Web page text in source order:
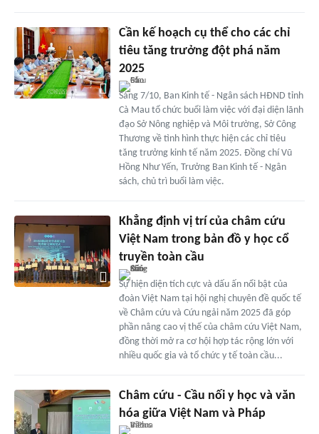
Cần kế hoạch cụ thể cho các chỉ
tiêu tăng trưởng đột phá năm
2025
Sáng 7/10, Ban Kinh tế - Ngân sách HĐND tỉnh
Cà Mau tổ chức buổi làm việc với đại diện lãnh
đạo Sở Nông nghiệp và Môi trường, Sở Công
Thương về tình hình thực hiện các chỉ tiêu
tăng trưởng kinh tế năm 2025. Đồng chí Vũ
Hồng Như Yến, Trưởng Ban Kinh tế - Ngân
sách, chủ trì buổi làm việc.
Khẳng định vị trí của châm cứu
Việt Nam trong bản đồ y học cổ
truyền toàn cầu
Sự hiện diện tích cực và dấu ấn nổi bật của
đoàn Việt Nam tại hội nghị chuyên đề quốc tế
về Châm cứu và Cứu ngải năm 2025 đã góp
phần nâng cao vị thế của châm cứu Việt Nam,
đồng thời mở ra cơ hội hợp tác rộng lớn với
nhiều quốc gia và tổ chức y tế toàn cầu...
Châm cứu - Cầu nối y học và văn
hóa giữa Việt Nam và Pháp